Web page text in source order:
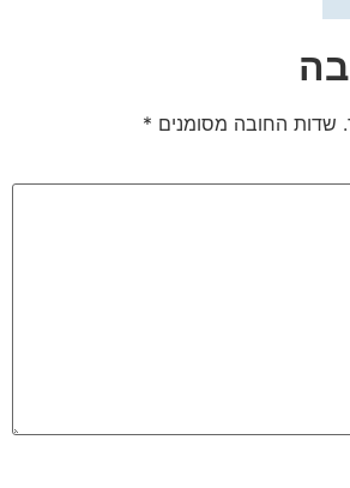
שדות החובה מסומנים *